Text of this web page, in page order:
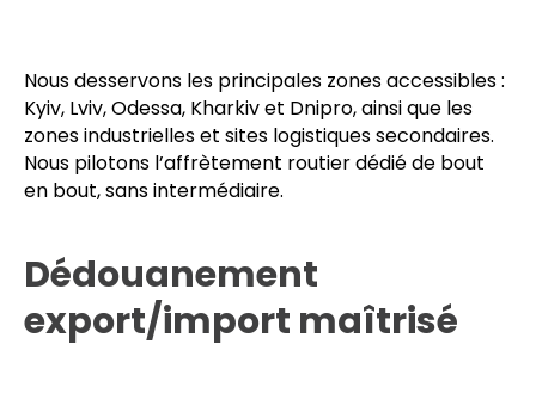
critique pour une unité chimique ou d'un échantillon
pharmaceutique sous délai réglementaire.
Nous desservons les principales zones accessibles :
Nous pilotons l’affrètement routier dédié de bout
en bout, sans intermédiaire.